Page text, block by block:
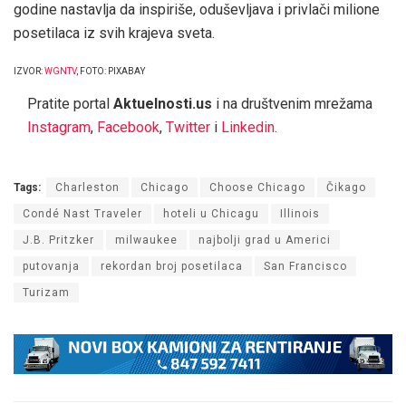
godine nastavlja da inspiriše, oduševljava i privlači milione
posetilaca iz svih krajeva sveta.
IZVOR:WGNTV, FOTO: PIXABAY
Pratite portal Aktuelnosti.us i na društvenim mrežama
Instagram, Facebook, Twitter i Linkedin.
Tags: Charleston Chicago Choose Chicago Čikago
Condé Nast Traveler hoteli u Chicagu Illinois
J.B. Pritzker milwaukee najbolji grad u Americi
putovanja rekordan broj posetilaca San Francisco
Turizam